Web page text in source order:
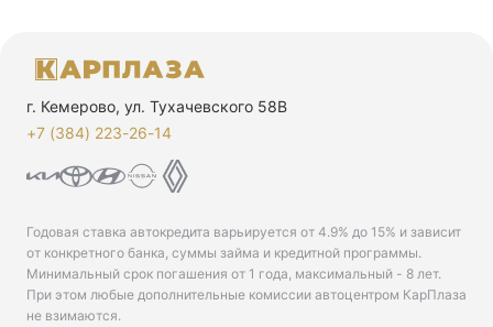
г. Кемерово, ул. Тухачевского 58В
+7 (384) 223-26-14‬
Годовая ставка автокредита варьируется от 4.9% до 15% и зависит
от конкретного банка, суммы займа и кредитной программы.
Минимальный срок погашения от 1 года, максимальный - 8 лет.
При этом любые дополнительные комиссии автоцентром КарПлаза
не взимаются.